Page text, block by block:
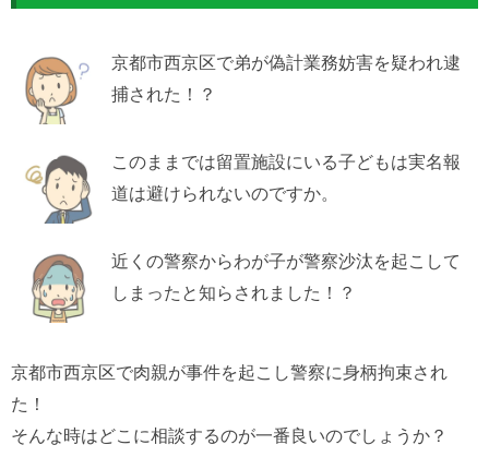
京都市西京区で弟が偽計業務妨害を疑われ逮
捕された！？
このままでは留置施設にいる子どもは実名報
道は避けられないのですか。
近くの警察からわが子が警察沙汰を起こして
しまったと知らされました！？
京都市西京区で肉親が事件を起こし警察に身柄拘束され
た！
そんな時はどこに相談するのが一番良いのでしょうか？